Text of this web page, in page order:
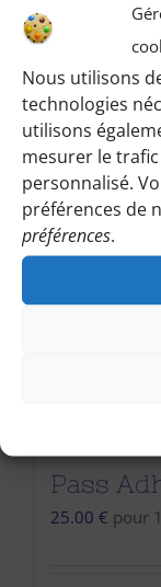
Nous utilisons
technologies
utilisons
mesurer le
personnalisé.
préférences de
préférences.
Pass
25.00 € pour